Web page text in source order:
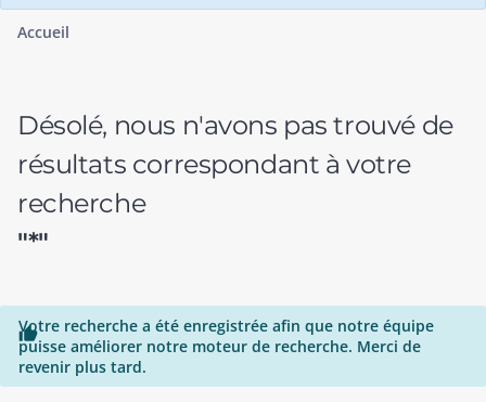
Accueil
Désolé, nous n'avons pas trouvé de
résultats correspondant à votre
recherche
"*"

Votre recherche a été enregistrée afin que notre équipe
puisse améliorer notre moteur de recherche. Merci de
revenir plus tard.